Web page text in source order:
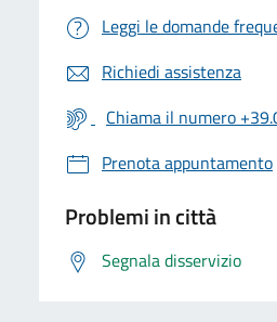
Leggi le domande
Richiedi assistenza
Chiama il numero
Prenota appuntamento
Problemi in città
Segnala disservizio